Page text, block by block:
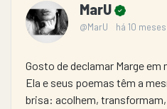
MarU
@MarU há 10 meses
Gosto de declamar Marge em
Ela e seus poemas têm a
brisa: acolhem,